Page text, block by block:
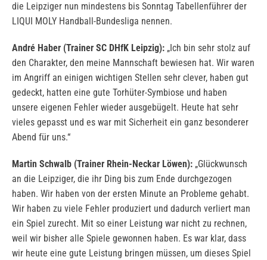
die Leipziger nun mindestens bis Sonntag Tabellenführer der
LIQUI MOLY Handball-Bundesliga nennen.
André Haber (Trainer SC DHfK Leipzig): „Ich bin sehr stolz auf
den Charakter, den meine Mannschaft bewiesen hat. Wir waren
im Angriff an einigen wichtigen Stellen sehr clever, haben gut
gedeckt, hatten eine gute Torhüter-Symbiose und haben
unsere eigenen Fehler wieder ausgebügelt. Heute hat sehr
vieles gepasst und es war mit Sicherheit ein ganz besonderer
Abend für uns.“
Martin Schwalb (Trainer Rhein-Neckar Löwen): „Glückwunsch
an die Leipziger, die ihr Ding bis zum Ende durchgezogen
haben. Wir haben von der ersten Minute an Probleme gehabt.
Wir haben zu viele Fehler produziert und dadurch verliert man
ein Spiel zurecht. Mit so einer Leistung war nicht zu rechnen,
weil wir bisher alle Spiele gewonnen haben. Es war klar, dass
wir heute eine gute Leistung bringen müssen, um dieses Spiel